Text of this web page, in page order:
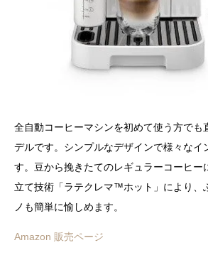
全自動コーヒーマシンを初めて使う方でも
デルです。シンプルなデザインで様々なイ
す。豆から挽きたてのレギュラーコーヒー
立て技術「ラテクレマ™ホット」により、
ノも簡単に愉しめます。
Amazon 販売ページ